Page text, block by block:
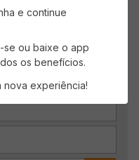
e continue
se ou baixe o app
os benefícios.
experiência!